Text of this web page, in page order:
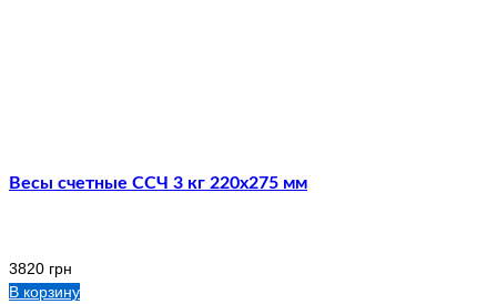
Весы счетные ССЧ 3 кг 220х275 мм
3820 грн
В корзину